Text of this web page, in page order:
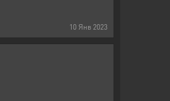
10 Янв 2023